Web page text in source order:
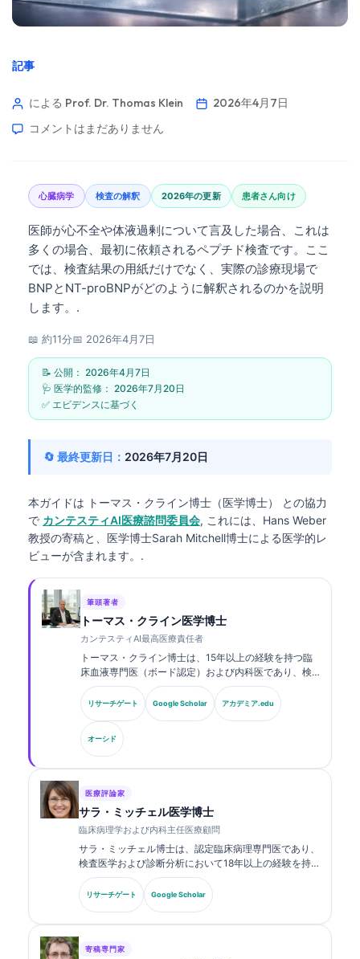
記事
による Prof. Dr. Thomas Klein
2026年4月7日
コメントはまだありません
心臓病学 検査の解釈 2026年の更新 患者さん向け
医師が心不全や体液過剰について言及した場合、これは
多くの場合、最初に依頼されるペプチド検査です。ここ
では、検査結果の用紙だけでなく、実際の診療現場で
BNPとNT-proBNPがどのように解釈されるのかを説明
します。.
📖 約11分📅 2026年4月7日
📝 公開： 2026年4月7日
🩺 医学的監修： 2026年7月20日
✅ エビデンスに基づく
🔄 最終更新日： 2026年7月20日
本ガイドは トーマス・クライン博士（医学博士）
との協力
で カンテスティAI医療諮問委員会, これには、Hans Weber
教授の寄稿と、医学博士Sarah Mitchell博士による医学的レ
ビューが含まれます。.
筆頭著者
トーマス・クライン医学博士
カンテスティAI最高医療責任者
トーマス・クライン博士は、15年以上の経験を持つ臨
床血液専門医（ボード認定）および内科医であり、検
査医学およびAI支援による臨床解析に関する豊富な経
験を有しています。Kantesti AIにおける最高医療責任
者（CMO）として、同社の独自のニューラルネットワ
ークの医療的正確性に関する臨床的監督を行っていま
す。クライン博士は、バイオマーカーの解釈および検
査医学に関する研究・論文を幅広く発表しています。.
リサーチゲート Google Scholar アカデミア.edu
オーシド
医療評論家
サラ・ミッチェル医学博士
臨床病理学および内科主任医療顧問
サラ・ミッチェル博士は、認定臨床病理専門医であり、
検査医学および診断分析において18年以上の経験を持
ちます。臨床化学の専門資格を有し、臨床現場における
バイオマーカーパネルおよび検査分析について、幅広く
発表しています。.
リサーチゲート Google Scholar
寄稿専門家